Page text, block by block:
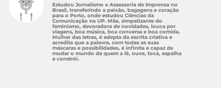
Estudou Jornalismo e Assessoria de Imprensa no
Brasil, transferindo a paixão, bagagens e coração
para o Porto, onde estudou Ciências da
Comunicação na UP. Mãe, simpatizante do
feminismo, devoradora de novidades, louca por
viagens, boa música, boa conversa e boa comida.
Mulher das letras, é adepta da escrita criativa e
acredita que a palavra, com todas as suas
máscaras e possibilidades, é infinita e capaz de
mudar o mundo de quem a lê, ouve, toca, espalha
e constrói.